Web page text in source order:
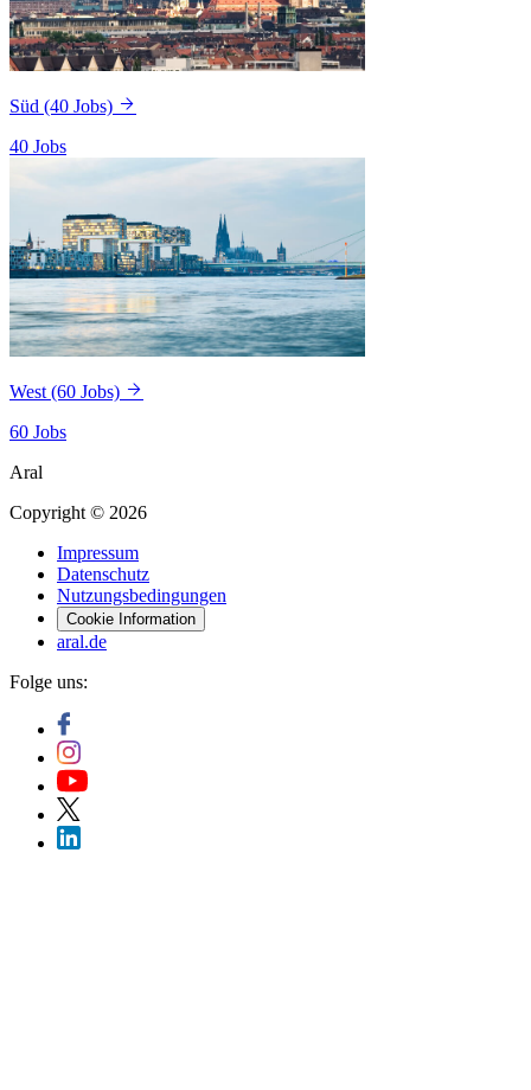
Süd (40 Jobs)
40 Jobs
West (60 Jobs)
60 Jobs
Aral
Copyright © 2026
Impressum
Datenschutz
Nutzungsbedingungen
Cookie Information
aral.de
Folge uns: